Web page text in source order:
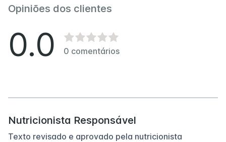
Opiniões dos clientes
0.0 0 comentários
Nutricionista Responsável
Texto revisado e aprovado pela nutricionista